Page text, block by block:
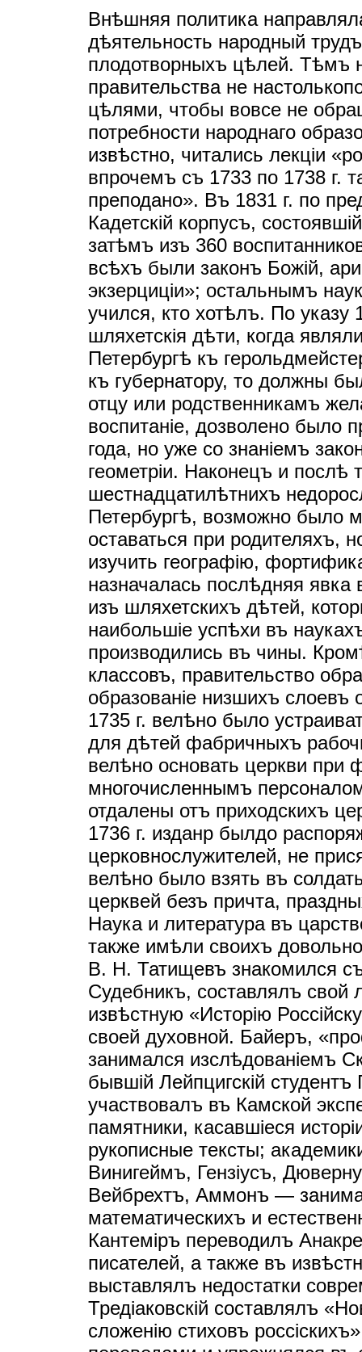
Внѣшняя политика
дѣятельность народный
плодотворныхъ цѣлей. Тѣмъ
правительства не
цѣлями, чтобы вовсе не
потребности народнаго
извѣстно, читались лекцiи
впрочемъ съ 1733 по 1738 г.
преподано». Въ 1831 г. по
Кадетскiй корпусъ,
затѣмъ изъ 360
всѣхъ были законъ Божiй,
экзерцицiи»; остальнымъ
учился, кто хотѣлъ. По указу
шляхетскiя дѣти, когда
Петербургѣ къ
къ губернатору, то должны
отцу или родственникамъ
воспитанiе, дозволено было
года, но уже со знанiемъ
геометрiи. Наконецъ и послѣ
шестнадцатилѣтнихъ
Петербургѣ, возможно было
оставаться при родителяхъ,
изучить географiю,
назначалась послѣдняя
изъ шляхетскихъ дѣтей,
наибольшiе успѣхи въ
производились въ чины.
классовъ, правительство
образованiе низшихъ слоевъ
1735 г. велѣно было
для дѣтей фабричныхъ
велѣно основать церкви при
многочисленнымъ
отдалены отъ приходскихъ
1736 г. изданр былдо
церковнослужителей, не
велѣно было взять въ
церквей безъ причта,
Наука и литература въ
также имѣли своихъ
В. Н. Татищевъ знакомился
Судебникъ, составлялъ свой
извѣстную «Исторiю
своей духовной. Байеръ,
занимался изслѣдованiемъ
бывшiй Лейпцигскiй
участвовалъ въ Камской
памятники, касавшiеся
рукописные тексты;
Винигеймъ, Гензiусъ,
Вейбрехтъ, Аммонъ —
математическихъ и
Кантемiръ переводилъ
писателей, а также въ
выставлялъ недостатки
Тредiаковскiй составлялъ
сложенiю стиховъ